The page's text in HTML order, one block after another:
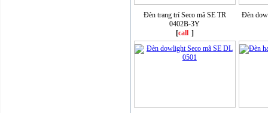
Đèn trang trí Seco mã SE TR
0402B-3Y
[call ]
Đèn